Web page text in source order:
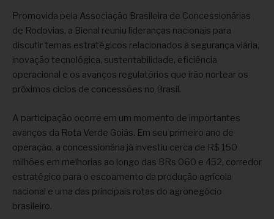
Promovida pela Associação Brasileira de Concessionárias
de Rodovias, a Bienal reuniu lideranças nacionais para
discutir temas estratégicos relacionados à segurança viária,
inovação tecnológica, sustentabilidade, eficiência
operacional e os avanços regulatórios que irão nortear os
próximos ciclos de concessões no Brasil.
A participação ocorre em um momento de importantes
avanços da Rota Verde Goiás. Em seu primeiro ano de
operação, a concessionária já investiu cerca de R$ 150
milhões em melhorias ao longo das BRs 060 e 452, corredor
estratégico para o escoamento da produção agrícola
nacional e uma das principais rotas do agronegócio
brasileiro.